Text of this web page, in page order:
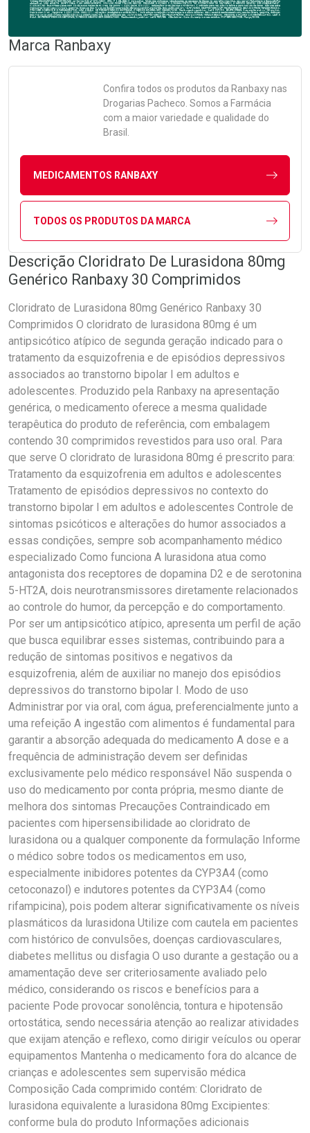
Marca Ranbaxy
Confira todos os produtos da Ranbaxynas
Drogarias Pacheco. Somos a Farmácia
com a maior variedade e qualidade do
Brasil.
MEDICAMENTOS RANBAXY
TODOS OS PRODUTOS DA MARCA
Descrição Cloridrato De Lurasidona 80mg
Genérico Ranbaxy 30 Comprimidos
Cloridrato de Lurasidona 80mg Genérico Ranbaxy 30
Comprimidos O cloridrato de lurasidona 80mg é um
antipsicótico atípico de segunda geração indicado para o
tratamento da esquizofrenia e de episódios depressivos
associados ao transtorno bipolar I em adultos e
adolescentes. Produzido pela Ranbaxy na apresentação
genérica, o medicamento oferece a mesma qualidade
terapêutica do produto de referência, com embalagem
contendo 30 comprimidos revestidos para uso oral. Para
que serve O cloridrato de lurasidona 80mg é prescrito para:
Tratamento da esquizofrenia em adultos e adolescentes
Tratamento de episódios depressivos no contexto do
transtorno bipolar I em adultos e adolescentes Controle de
sintomas psicóticos e alterações do humor associados a
essas condições, sempre sob acompanhamento médico
especializado Como funciona A lurasidona atua como
antagonista dos receptores de dopamina D2 e de serotonina
5-HT2A, dois neurotransmissores diretamente relacionados
ao controle do humor, da percepção e do comportamento.
Por ser um antipsicótico atípico, apresenta um perfil de ação
que busca equilibrar esses sistemas, contribuindo para a
redução de sintomas positivos e negativos da
esquizofrenia, além de auxiliar no manejo dos episódios
depressivos do transtorno bipolar I. Modo de uso
Administrar por via oral, com água, preferencialmente junto a
uma refeição A ingestão com alimentos é fundamental para
garantir a absorção adequada do medicamento A dose e a
frequência de administração devem ser definidas
exclusivamente pelo médico responsável Não suspenda o
uso do medicamento por conta própria, mesmo diante de
melhora dos sintomas Precauções Contraindicado em
pacientes com hipersensibilidade ao cloridrato de
lurasidona ou a qualquer componente da formulação Informe
o médico sobre todos os medicamentos em uso,
especialmente inibidores potentes da CYP3A4 (como
cetoconazol) e indutores potentes da CYP3A4 (como
rifampicina), pois podem alterar significativamente os níveis
plasmáticos da lurasidona Utilize com cautela em pacientes
com histórico de convulsões, doenças cardiovasculares,
diabetes mellitus ou disfagia O uso durante a gestação ou a
amamentação deve ser criteriosamente avaliado pelo
médico, considerando os riscos e benefícios para a
paciente Pode provocar sonolência, tontura e hipotensão
ortostática, sendo necessária atenção ao realizar atividades
que exijam atenção e reflexo, como dirigir veículos ou operar
equipamentos Mantenha o medicamento fora do alcance de
crianças e adolescentes sem supervisão médica
Composição Cada comprimido contém: Cloridrato de
lurasidona equivalente a lurasidona 80mg Excipientes:
conforme bula do produto Informações adicionais